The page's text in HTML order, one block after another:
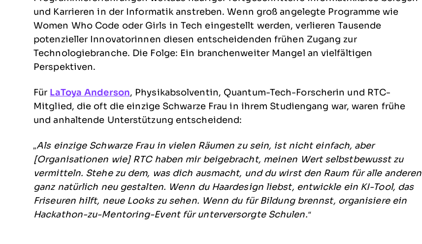
und Karrieren in der Informatik anstreben. Wenn groß angelegte Programme wie
Women Who Code oder Girls in Tech eingestellt werden, verlieren Tausende
potenzieller Innovatorinnen diesen entscheidenden frühen Zugang zur
Technologiebranche. Die Folge: Ein branchenweiter Mangel an vielfältigen
Perspektiven.
Für LaToya Anderson, Physikabsolventin, Quantum-Tech-Forscherin und RTC-
Mitglied, die oft die einzige Schwarze Frau in ihrem Studiengang war, waren frühe
und anhaltende Unterstützung entscheidend:
„Als einzige Schwarze Frau in vielen Räumen zu sein, ist nicht einfach, aber
[Organisationen wie] RTC haben mir beigebracht, meinen Wert selbstbewusst zu
vermitteln. Stehe zu dem, was dich ausmacht, und du wirst den Raum für alle anderen
ganz natürlich neu gestalten. Wenn du Haardesign liebst, entwickle ein KI-Tool, das
Friseuren hilft, neue Looks zu sehen. Wenn du für Bildung brennst, organisiere ein
Hackathon-zu-Mentoring-Event für unterversorgte Schulen.“